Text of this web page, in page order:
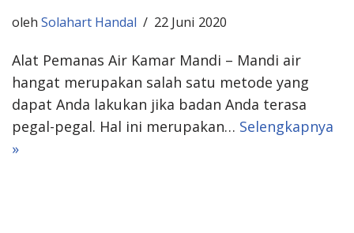
oleh Solahart Handal 22 Juni 2020
Alat Pemanas Air Kamar Mandi – Mandi air
hangat merupakan salah satu metode yang
dapat Anda lakukan jika badan Anda terasa
pegal-pegal. Hal ini merupakan… Selengkapnya
»